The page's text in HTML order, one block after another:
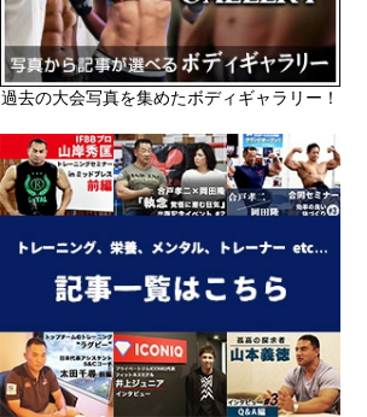
過去の大会写真を集めたボディギャラリー！